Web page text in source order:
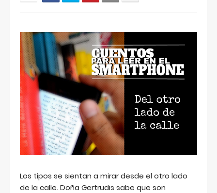
Los tipos se sientan a mirar desde el otro lado
de la calle. Doña Gertrudis sabe que son